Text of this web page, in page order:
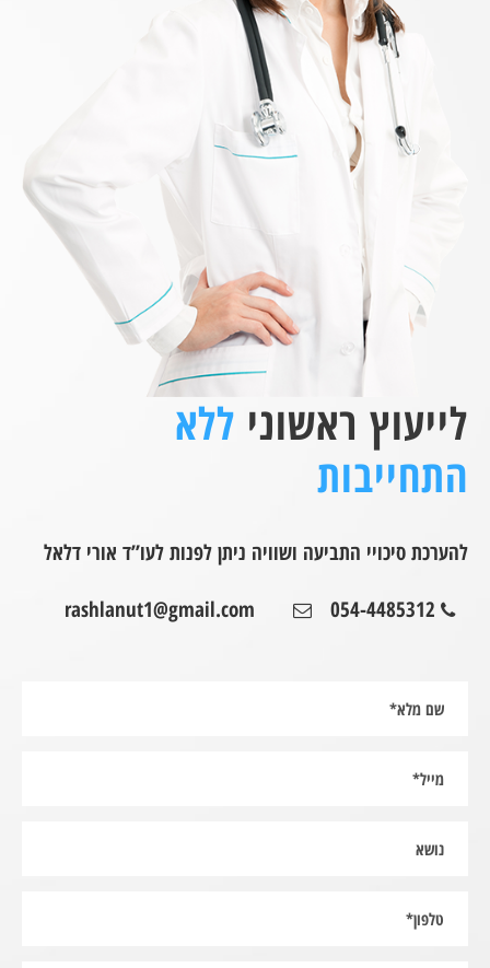
לייעוץ ראשוני ללא
התחייבות
להערכת סיכויי התביעה ושוויה ניתן לפנות לעו”ד אורי דלאל
rashlanut1@gmail.com